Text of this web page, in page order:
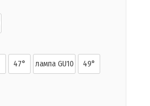
47° лампа GU10 49°